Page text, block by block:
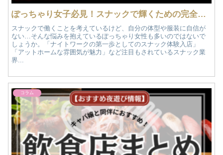
ぽっちゃり女子必見！スナックで輝くための完全ガイド
スナックで働くことを考えているけど、自分の体型や服装に自信が
ない…そんな悩みを抱えているぽっちゃり女性も多いのではないで
しょうか。「ナイトワークの第一歩としてのスナック体験入店」
「アットホームな雰囲気が魅力」など注目もされているスナック業
界...
コラム